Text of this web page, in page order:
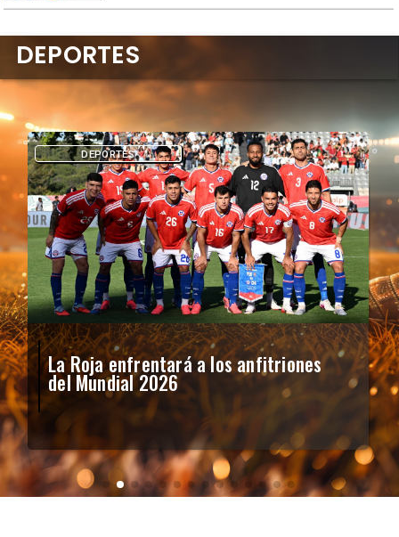
La Roja enfrentará a los anfitriones
del Mundial 2026
DEPORTES
DEPORTES